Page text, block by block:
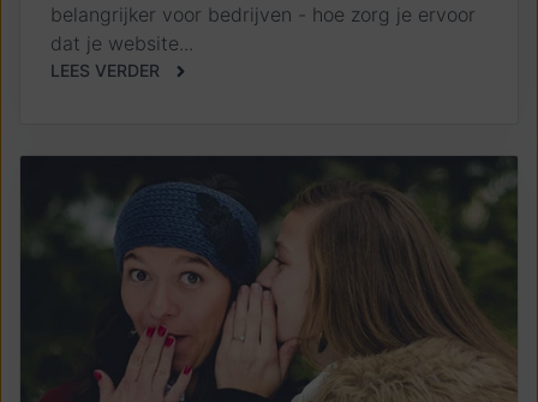
belangrijker voor bedrijven - hoe zorg je ervoor
dat je website...
LEES VERDER